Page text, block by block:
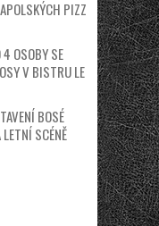
PIZZ
4 OSOBY SE
V BISTRU LE
BOSÉ
SCÉNĚ